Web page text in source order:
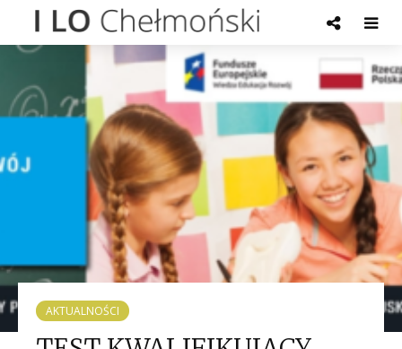
AKTUALNOŚCI